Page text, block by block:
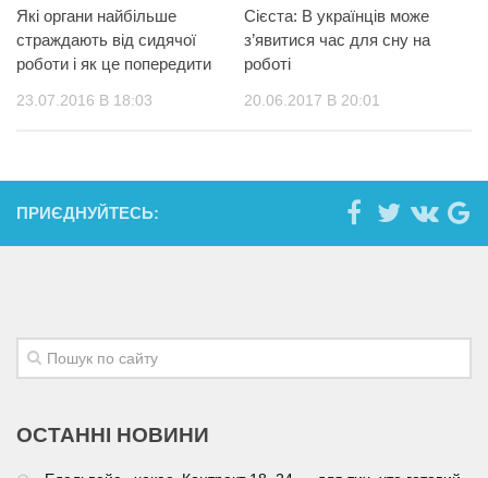
Які органи найбільше
страждають від сидячої
роботи і як це попередити
23.07.2016 В 18:03
Сієста: В українців може
з’явитися час для сну на
роботі
20.06.2017 В 20:01
ПРИЄДНУЙТЕСЬ:
ОСТАННІ НОВИНИ